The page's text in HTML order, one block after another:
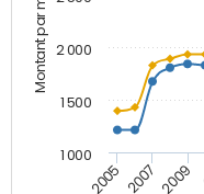
2005 2007 2009
1 000
1 500
2 000